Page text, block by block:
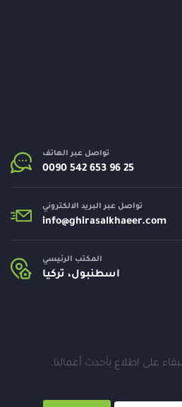
تواصل عبر الهاتف
تواصل عبر البريد الالكتروني
info@ghirasalkhaeer.com
المكتب الرئيسي
اسطنبول، تركيا
على اطلاع بأحدث أعمالنا.